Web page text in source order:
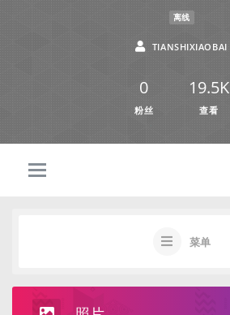
离线
TIANSHIXIAOBAI
0
粉丝
19.5K
查看
菜单